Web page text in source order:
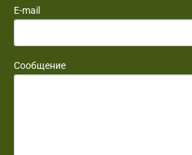
E-mail
Сообщение